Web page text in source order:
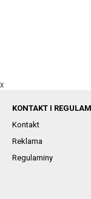
X
KONTAKT I
Kontakt
Reklama
Regulaminy